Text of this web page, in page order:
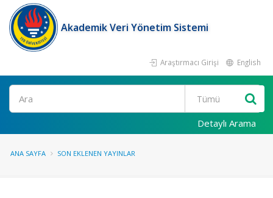
Akademik Veri Yönetim Sistemi
Araştırmacı Girişi English
Ara
Detaylı Arama
ANA SAYFA SON EKLENEN YAYINLAR